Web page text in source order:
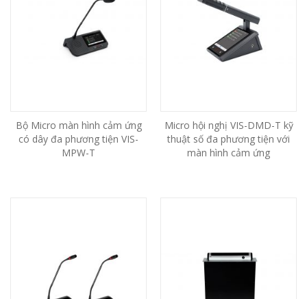
Bộ Micro màn hình cảm ứng
có dây đa phương tiện VIS-
MPW-T
Micro hội nghị VIS-DMD-T kỹ
thuật số đa phương tiện với
màn hình cảm ứng